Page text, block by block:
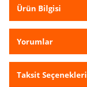
Ürün Bilgisi
Yorumlar
Taksit Seçenekleri